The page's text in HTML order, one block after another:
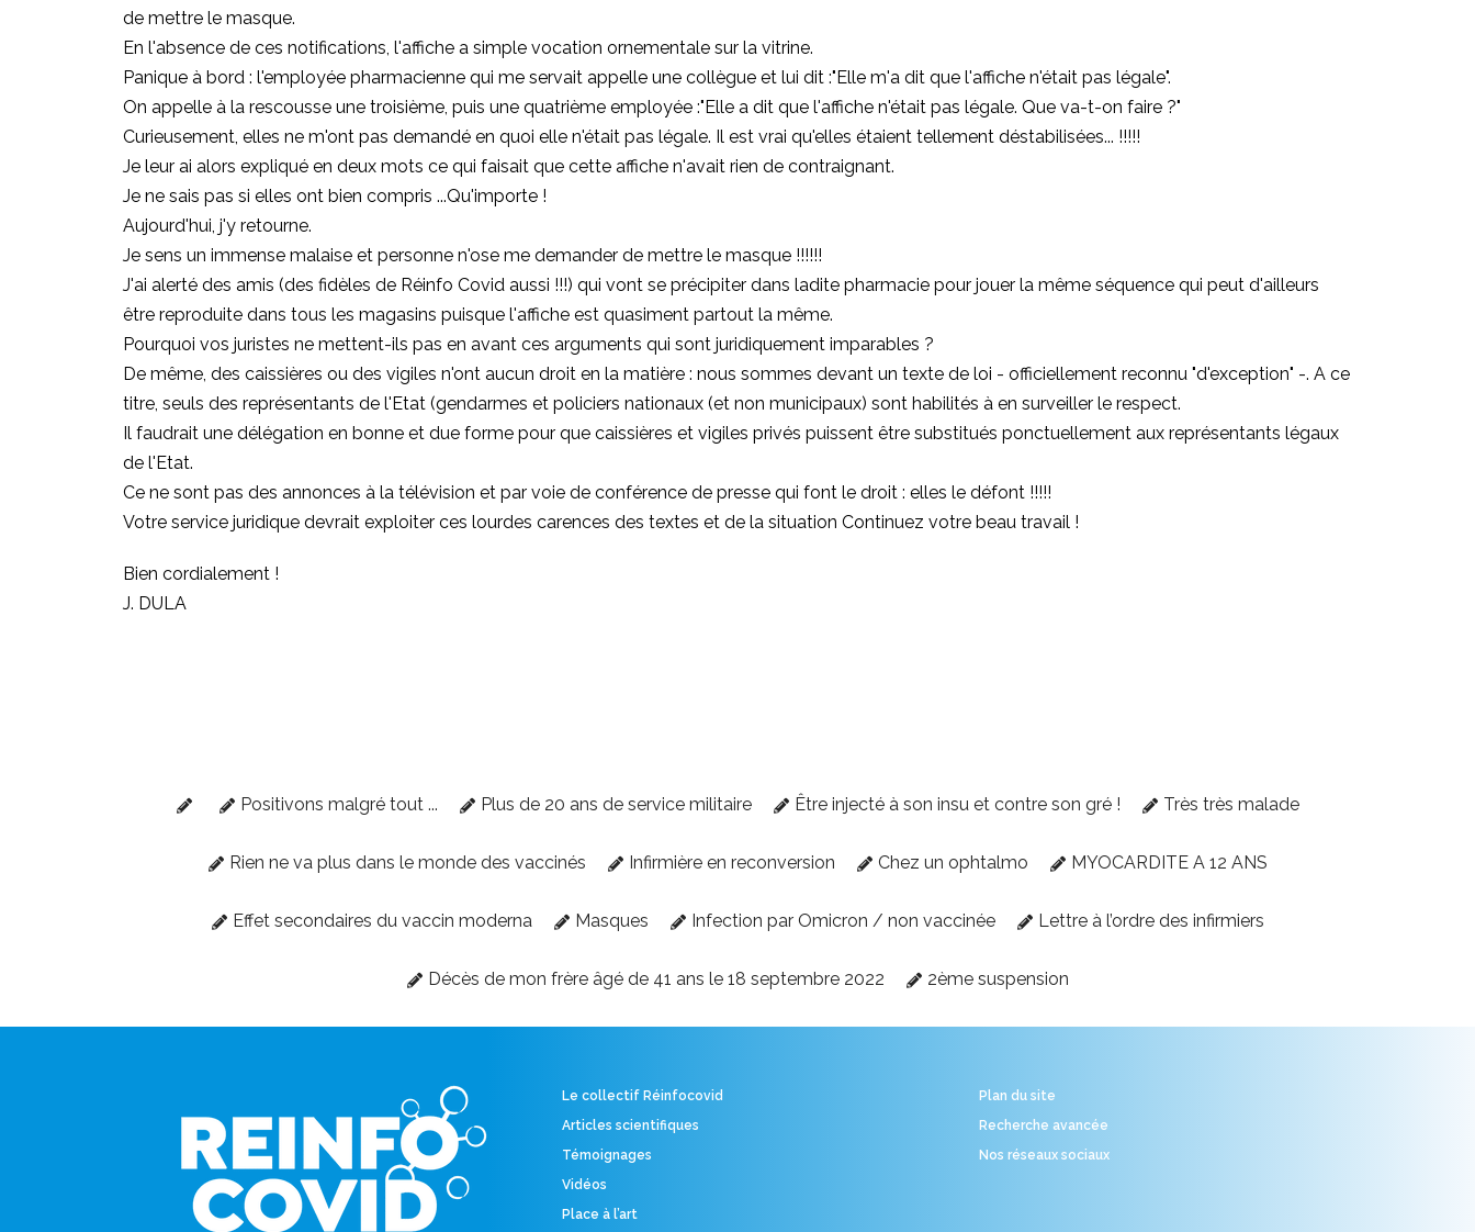
de mettre le masque.
En l'absence de ces notifications, l'affiche a simple vocation ornementale sur la vitrine.
Panique à bord : l'employée pharmacienne qui me servait appelle une collègue et lui dit :"Elle m'a dit que l'affiche n'était pas légale".
On appelle à la rescousse une troisième, puis une quatrième employée :"Elle a dit que l'affiche n'était pas légale. Que va-t-on faire ?"
Curieusement, elles ne m'ont pas demandé en quoi elle n'était pas légale. Il est vrai qu'elles étaient tellement déstabilisées... !!!!!
Je leur ai alors expliqué en deux mots ce qui faisait que cette affiche n'avait rien de contraignant.
Je ne sais pas si elles ont bien compris ...Qu'importe !
Aujourd'hui, j'y retourne.
Je sens un immense malaise et personne n'ose me demander de mettre le masque !!!!!!
J'ai alerté des amis (des fidèles de Réinfo Covid aussi !!!) qui vont se précipiter dans ladite pharmacie pour jouer la même séquence qui peut d'ailleurs
être reproduite dans tous les magasins puisque l'affiche est quasiment partout la même.
Pourquoi vos juristes ne mettent-ils pas en avant ces arguments qui sont juridiquement imparables ?
De même, des caissières ou des vigiles n'ont aucun droit en la matière : nous sommes devant un texte de loi - officiellement reconnu "d'exception" -. A ce
titre, seuls des représentants de l'Etat (gendarmes et policiers nationaux (et non municipaux) sont habilités à en surveiller le respect.
Il faudrait une délégation en bonne et due forme pour que caissières et vigiles privés puissent être substitués ponctuellement aux représentants légaux
de l'Etat.
Ce ne sont pas des annonces à la télévision et par voie de conférence de presse qui font le droit : elles le défont !!!!!
Votre service juridique devrait exploiter ces lourdes carences des textes et de la situation Continuez votre beau travail !
Bien cordialement !
J. DULA
Positivons malgré tout ... Plus de 20 ans de service militaire Être injecté à son insu et contre son gré ! Très très malade
Rien ne va plus dans le monde des vaccinés Infirmière en reconversion Chez un ophtalmo MYOCARDITE A 12 ANS
Effet secondaires du vaccin moderna Masques Infection par Omicron / non vaccinée Lettre à l’ordre des infirmiers
Décès de mon frère âgé de 41 ans le 18 septembre 2022 2ème suspension
Le collectif Réinfocovid
Articles scientifiques
Témoignages
Vidéos
Place à l’art
Plan du site
Recherche avancée
Nos réseaux sociaux